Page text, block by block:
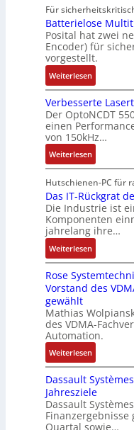
M
L
3
f
ü
r
s
i
c
h
e
r
e
E
n
t
w
i
c
k
l
u
n
g
o
b
o
t
k
,
3
M
i
l
l
i
o
n
e
n
A
r
b
e
i
t
s
k
r
ä
f
t
e
u
t
o
m
a
t
i
o
n
e
x
p
a
n
d
i
e
r
t
f
t
r
a
g
s
e
i
n
g
a
n
g
i
m
M
a
s
c
h
i
n
e
n
-
A
n
l
a
Für
Batterielose
Posital hat zwei
Encoder) für
vorgestellt.
Weiterlesen:
B
a
t
t
e
r
i
e
l
o
s
e
M
u
l
t
t
u
r
n
-
K
i
t
E
Verbesserte
Der OptoNCDT
einen
von 150kHz…
Weiterlesen:
V
e
r
b
e
s
s
e
r
t
L
a
s
e
r
t
r
i
a
Hutschienen-PC für
Das IT-Rückgrat
Die Industrie ist
Komponenten
jahrelang ihre…
Weiterlesen:
D
a
s
T
-
R
ü
c
k
g
r
a
Rose
Vorstand des
gewählt
Mathias
des VDMA-
Automation.
Weiterlesen:
R
o
s
e
S
Dassault
Jahresziele
Dassault
Finanzergebnisse
Quartal sowie…